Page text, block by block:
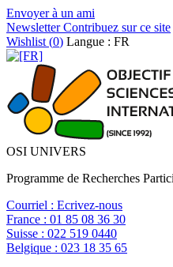
Envoyer à un ami
NewsletterContribuez sur ce site
Wishlist (0) Langue : FR
OSI UNIVERS
Programme de Recherches
Courriel : Ecrivez-nous
France : 01 85 08 36 30
Suisse : 022 519 0440
Belgique : 023 18 35 65